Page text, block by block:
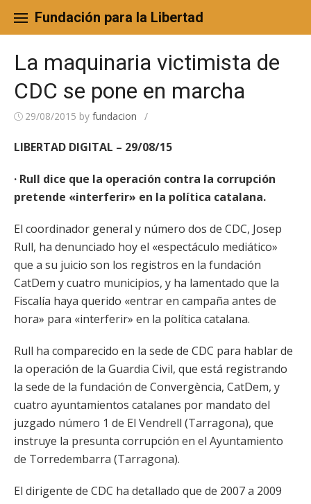
content
Fundación para la Libertad
La maquinaria victimista de
CDC se pone en marcha
29/08/2015 by fundacion /
LIBERTAD DIGITAL – 29/08/15
· Rull dice que la operación contra la corrupción
pretende «interferir» en la política catalana.
El coordinador general y número dos de CDC, Josep
Rull, ha denunciado hoy el «espectáculo mediático»
que a su juicio son los registros en la fundación
CatDem y cuatro municipios, y ha lamentado que la
Fiscalía haya querido «entrar en campaña antes de
hora» para «interferir» en la política catalana.
Rull ha comparecido en la sede de CDC para hablar de
la operación de la Guardia Civil, que está registrando
la sede de la fundación de Convergència, CatDem, y
cuatro ayuntamientos catalanes por mandato del
juzgado número 1 de El Vendrell (Tarragona), que
instruye la presunta corrupción en el Ayuntamiento
de Torredembarra (Tarragona).
El dirigente de CDC ha detallado que de 2007 a 2009